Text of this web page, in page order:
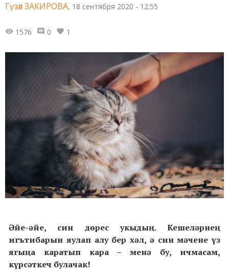
Гүзәл ЗАКИРОВА, 18 сентября 2020 - 12:55
1576 0 1
Әйе-әйе, син дөрес укыдың. Кешеләрнең
игътибарын яулап алу бер хәл, ә син мәчене үз
ягыңа каратып кара – менә бу, ичмасам,
күрсәткеч булачак!